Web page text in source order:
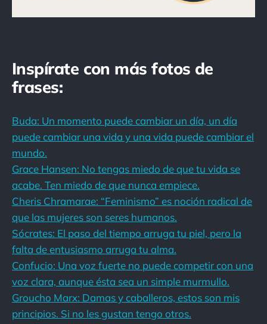
Inspírate con más fotos de
frases:
Buda: Un momento puede cambiar un día, un día
puede cambiar una vida y una vida puede cambiar el
mundo.
Grace Hansen: No tengas miedo de que tu vida se
acabe. Ten miedo de que nunca empiece.
Cheris Chramarae: “Feminismo” es noción radical de
que las mujeres son seres humanos.
Sócrates: El paso del tiempo arruga tu piel, pero la
falta de entusiasmo arruga tu alma.
Confucio: Una voz fuerte no puede competir con una
voz clara, aunque ésta sea un simple murmullo.
Groucho Marx: Damas y caballeros, estos son mis
principios. Si no les gustan tengo otros.